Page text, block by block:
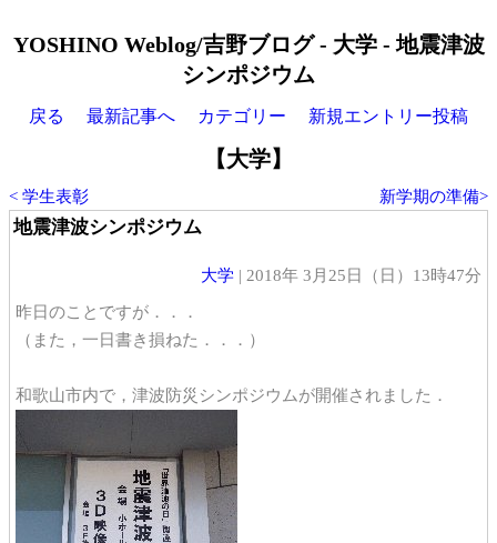
YOSHINO Weblog/吉野ブログ - 大学 - 地震津波
シンポジウム
戻る 最新記事へ カテゴリー 新規エントリー投稿
【大学】
< 学生表彰 新学期の準備>
地震津波シンポジウム
大学 | 2018年 3月25日（日）13時47分
昨日のことですが．．．
（また，一日書き損ねた．．．）
和歌山市内で，津波防災シンポジウムが開催されました．